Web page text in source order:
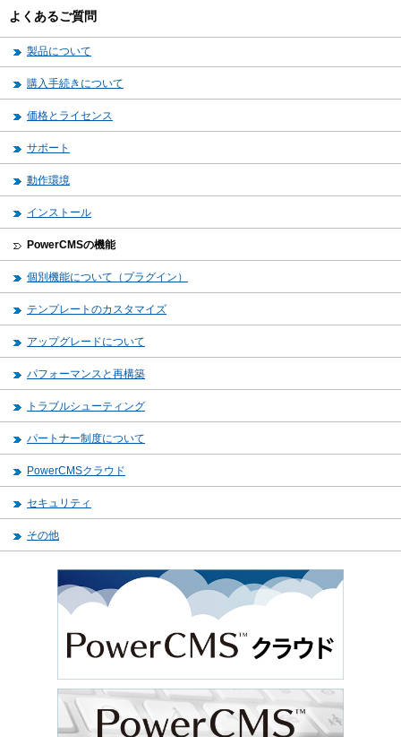
よくあるご質問
製品について
購入手続きについて
価格とライセンス
サポート
動作環境
インストール
PowerCMSの機能
個別機能について（プラグイン）
テンプレートのカスタマイズ
アップグレードについて
パフォーマンスと再構築
トラブルシューティング
パートナー制度について
PowerCMSクラウド
セキュリティ
その他